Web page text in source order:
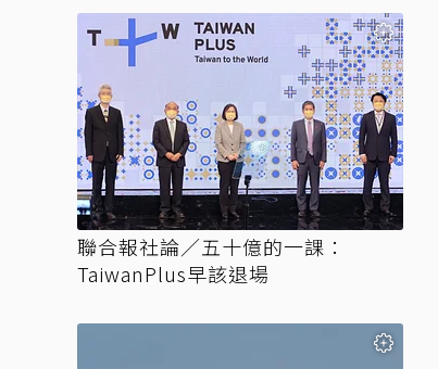
聯合報社論／五十億的一課：
TaiwanPlus早該退場